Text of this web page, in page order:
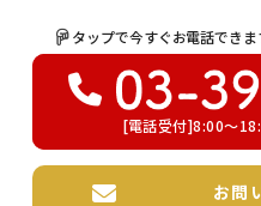
タップで今すぐお電話できま
[電話受付]8:00～
お問